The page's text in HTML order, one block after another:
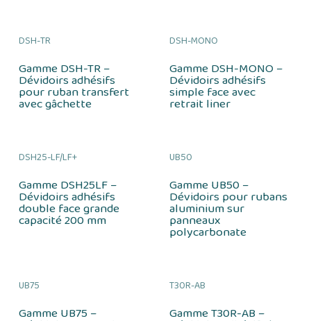
DSH-TR
Gamme DSH-TR –
Dévidoirs adhésifs
pour ruban transfert
avec gâchette
DSH-MONO
Gamme DSH-MONO –
Dévidoirs adhésifs
simple face avec
retrait liner
DSH25-LF/LF+
Gamme DSH25LF –
Dévidoirs adhésifs
double face grande
capacité 200 mm
UB50
Gamme UB50 –
Dévidoirs pour rubans
aluminium sur
panneaux
polycarbonate
UB75
Gamme UB75 –
T30R-AB
Gamme T30R-AB –